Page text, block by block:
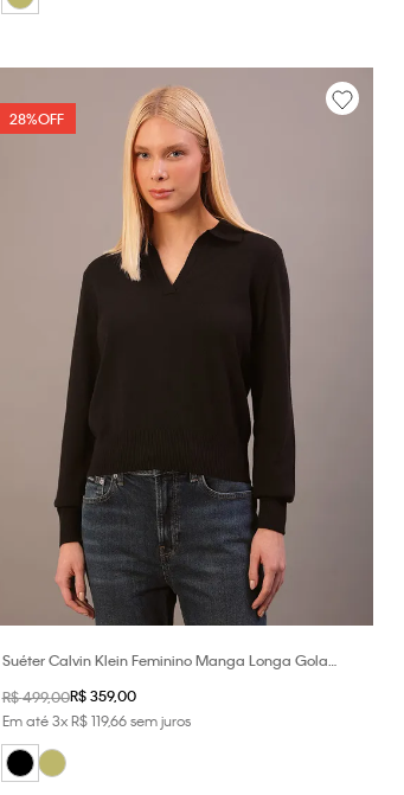
28%OFF
Suéter Calvin Klein Feminino Manga Longa Gola
R$499,00R$ 359,00
Em até3xR$ 119,66sem juros